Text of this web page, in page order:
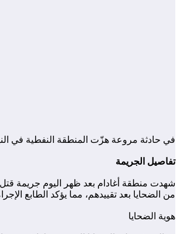
في حادثة مروعة هزّت المنطقة النفطية في
تفاصيل الجريمة
شهدت منطقة أغادام بعد ظهر اليوم جريمة قتل
من الضحايا بعد تقييدهم، مما يؤكد الطابع
هوية الضحايا